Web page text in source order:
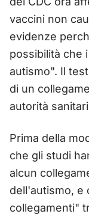
vaccini non
evidenze
possibilità che
autismo". Il
di un
autorità
Prima della
che gli studi
alcun
dell'autismo, e
collegamenti"